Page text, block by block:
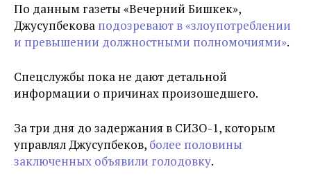
По данным газеты «Вечерний Бишкек»,
Джусупбекова подозревают в «злоупотреблении
и превышении должностными полномочиями».
Спецслужбы пока не дают детальной
информации о причинах произошедшего.
За три дня до задержания в СИЗО-1, которым
управлял Джусупбеков, более половины
заключенных объявили голодовку.